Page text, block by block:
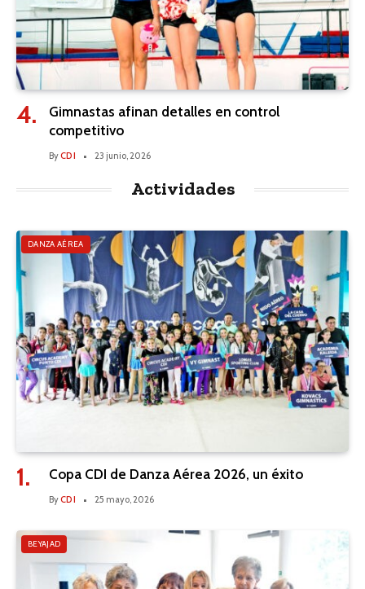
Gimnastas afinan detalles en control
competitivo
ByCDI 23 junio, 2026
Actividades
DANZA AÉREA
Copa CDI de Danza Aérea 2026, un éxito
ByCDI 25 mayo, 2026
BEYAJAD